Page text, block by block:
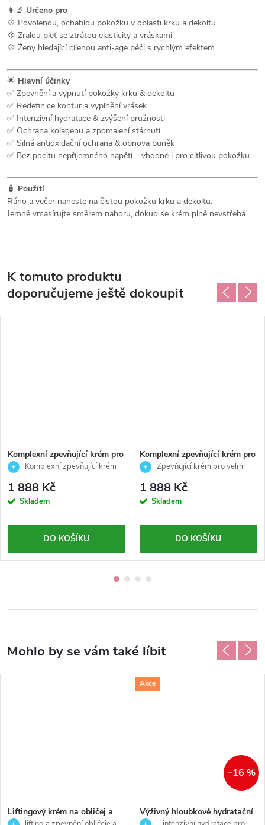
👩‍🔬 Určeno pro
💠 Povolenou, ochablou pokožku v oblasti krku a dekoltu
💠 Zralou pleť se ztrátou elasticity a vráskami
💠 Ženy hledající cílenou anti-age péči s rychlým efektem
🌟 Hlavní účinky
✅ Zpevnění a vypnutí pokožky krku & dekoltu
✅ Redefinice kontur a vyplnění vrásek
✅ Intenzivní hydratace & zvýšení pružnosti
✅ Ochrana kolagenu a zpomalení stárnutí
✅ Silná antioxidační ochrana & obnova buněk
✅ Bez pocitu nepříjemného napětí – vhodné i pro citlivou pokožku
🧴 Použití
Ráno a večer naneste na čistou pokožku krku a dekoltu.
Jemně vmasírujte směrem nahoru, dokud se krém plně nevstřebá.
K tomuto produktu
doporučujeme ještě dokoupit
Komplexní zpevňující krém pro
pleť s prvními až výraznějšími
Timexpert lift - Germaine de
Capucinni- 50 ml
Komplexní zpevňující krém
1 888 Kč
Skladem
DO KOŠÍKU
Komplexní zpevňující krém pro
velmi suchou pleť - Timexpert
ml
Zpevňující krém pro velmi
1 888 Kč
Skladem
DO KOŠÍKU
Liftingový krém na obličej a
Akce
–16 %
Výživný hloubkově hydratační